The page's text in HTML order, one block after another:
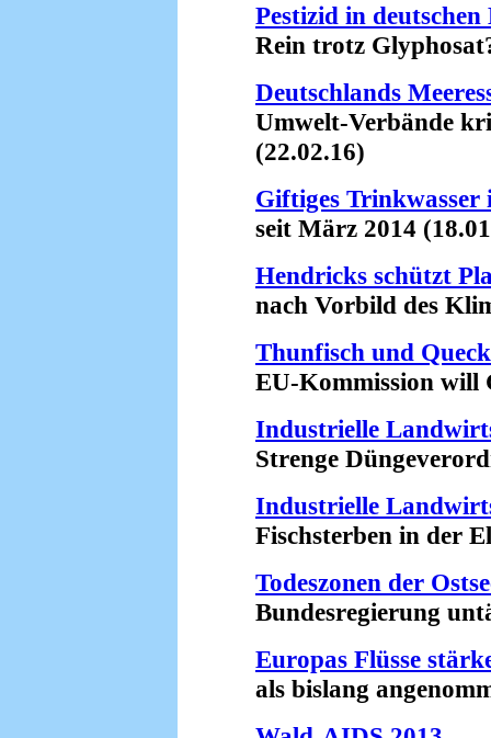
Pestizid in deutschen
Rein trotz
Deutschlands
Umwelt-Verbände
(22.02.16)
Giftiges
seit März 2014
Hendricks schützt
nach Vorbild des
Thunfisch und
EU-Kommission will
Industrielle
Strenge
Industrielle
Fischsterben in der
Todeszonen der
Bundesregierung
Europas Flüsse
als bislang